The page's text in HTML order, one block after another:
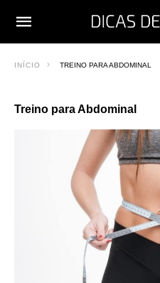
INÍCIO TREINO PARA ABDOMINAL
Treino para Abdominal